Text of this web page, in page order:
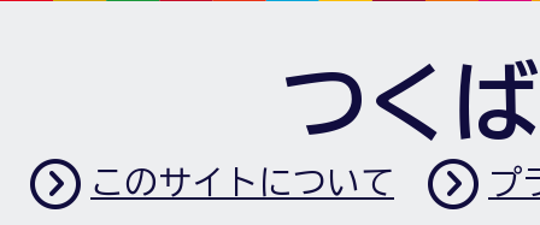
つく
このサイトについて プ